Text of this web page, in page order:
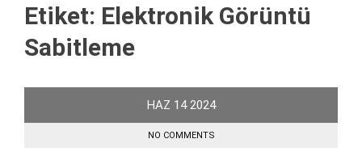
Etiket: Elektronik Görüntü
Sabitleme
HAZ 14 2024
NO COMMENTS